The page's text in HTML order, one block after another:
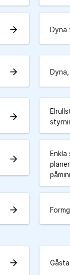
arrow_forward
arrow_forward
arrow_forward
arrow_forward
arrow_forward
arrow_forward